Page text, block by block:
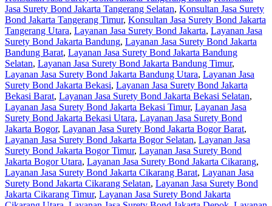
Jasa Surety Bond Jakarta Tangerang Selatan, Konsultan Jasa Surety
Bond Jakarta Tangerang Timur, Konsultan Jasa Surety Bond Jakarta
Tangerang Utara, Layanan Jasa Surety Bond Jakarta, Layanan Jasa
Surety Bond Jakarta Bandung, Layanan Jasa Surety Bond Jakarta
Bandung Barat, Layanan Jasa Surety Bond Jakarta Bandung
Selatan, Layanan Jasa Surety Bond Jakarta Bandung Timur,
Layanan Jasa Surety Bond Jakarta Bandung Utara, Layanan Jasa
Surety Bond Jakarta Bekasi, Layanan Jasa Surety Bond Jakarta
Bekasi Barat, Layanan Jasa Surety Bond Jakarta Bekasi Selatan,
Layanan Jasa Surety Bond Jakarta Bekasi Timur, Layanan Jasa
Surety Bond Jakarta Bekasi Utara, Layanan Jasa Surety Bond
Jakarta Bogor, Layanan Jasa Surety Bond Jakarta Bogor Barat,
Layanan Jasa Surety Bond Jakarta Bogor Selatan, Layanan Jasa
Surety Bond Jakarta Bogor Timur, Layanan Jasa Surety Bond
Jakarta Bogor Utara, Layanan Jasa Surety Bond Jakarta Cikarang,
Layanan Jasa Surety Bond Jakarta Cikarang Barat, Layanan Jasa
Surety Bond Jakarta Cikarang Selatan, Layanan Jasa Surety Bond
Jakarta Cikarang Timur, Layanan Jasa Surety Bond Jakarta